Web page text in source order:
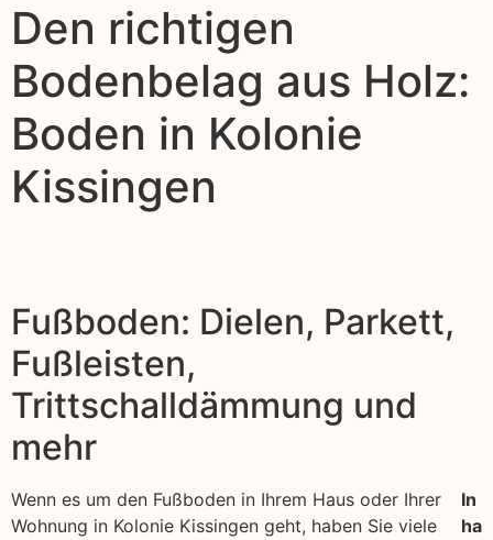
Den richtigen
Bodenbelag aus Holz:
Boden in Kolonie
Kissingen
Fußboden: Dielen, Parkett,
Fußleisten,
Trittschalldämmung und
mehr
Wenn es um den Fußboden in Ihrem Haus oder Ihrer
Wohnung in Kolonie Kissingen geht, haben Sie viele
In
ha